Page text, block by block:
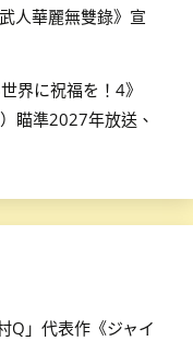
人華麗無雙錄》宣
界に祝福を！4》
瞄準2027年放送、
Q」代表作《ジャイ